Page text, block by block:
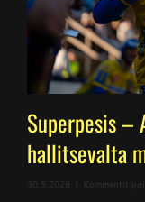
Superpesis –
hallitsevalta
30.5.2026 Kommentit